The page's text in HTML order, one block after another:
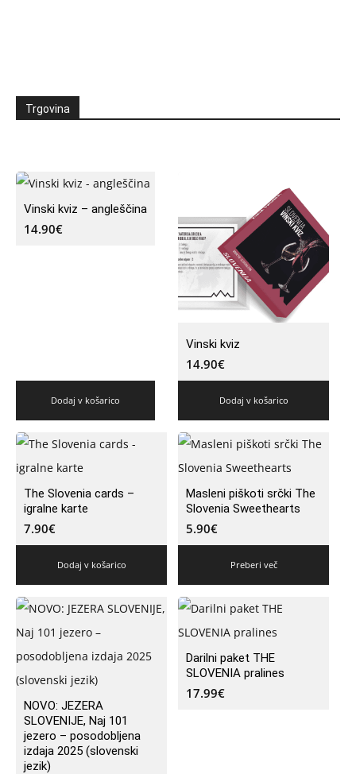
Trgovina
Vinski kviz – angleščina
14.90€
Dodaj v košarico
Vinski kviz
14.90€
Dodaj v košarico
The Slovenia cards –
igralne karte
7.90€
Dodaj v košarico
Masleni piškoti srčki The
Slovenia Sweethearts
5.90€
Preberi več
NOVO: JEZERA
SLOVENIJE, Naj 101
jezero – posodobljena
izdaja 2025 (slovenski
jezik)
Darilni paket THE
SLOVENIA pralines
17.99€